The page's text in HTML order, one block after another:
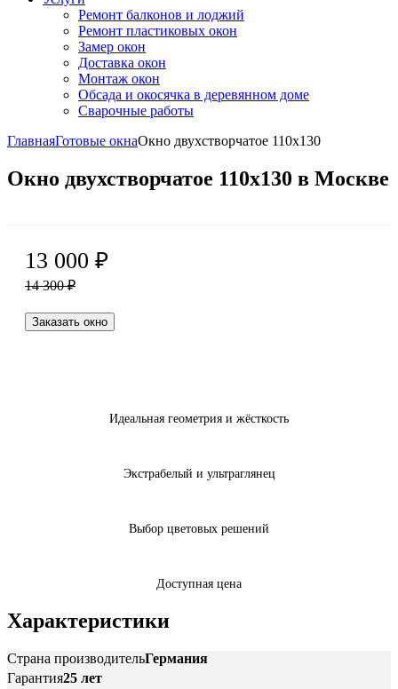
Ремонт балконов и лоджий
Ремонт пластиковых окон
Замер окон
Доставка окон
Монтаж окон
Обсада и окосячка в деревянном доме
Сварочные работы
ГлавнаяГотовые окнаОкно двухстворчатое 110x130
Окно двухстворчатое 110x130 в Москве
13 000 ₽
14 300₽
Заказать окно
Идеальная геометрия и жёсткость
Экстрабелый и ультраглянец
Выбор цветовых решений
Доступная цена
Характеристики
Страна производительГермания
Гарантия25 лет